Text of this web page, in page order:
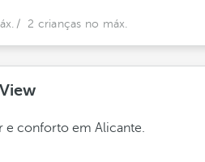
/ 2 crianças no máx.
e conforto em Alicante.